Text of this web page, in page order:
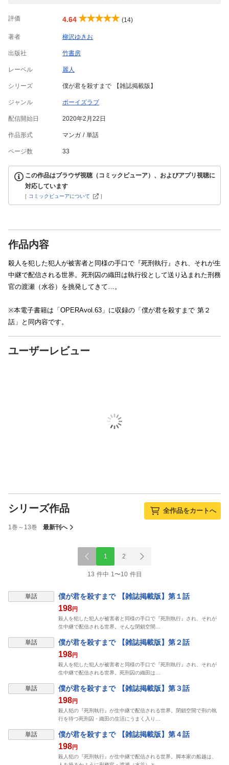
評価 4.64 (14)
著者 柳沢ゆきお
出版社 竹書房
レーベル 麗人
シリーズ 僕が君を殺すまで 【雑誌掲載版】
ジャンル ボーイズラブ
配信開始日 2020年2月22日
作品形式 マンガ 単話
ページ数 33
この作品はブラウザ視聴（コミックビューア）、およびアプリ視聴に
対応しています
[ コミックビューアについて ]
作品内容
殺人を犯した犯人が被害者と同様の手口で『死刑執行』され、それが生
中継で配信される世界。死刑囚の織田は執行役として送り込まれた刑務
官の渡瀬（水谷）を挑発してきて…。
※本電子書籍は「OPERAvol.63」に収録の「僕が君を殺すまで 第２
話」と同内容です。
ユーザーレビュー
シリーズ作品 全作品をカートへ
1巻～13巻 最新刊へ
1 2
13 件中 1〜10 件目
表示制限中
単話 僕が君を殺すまで 【雑誌掲載版】第１話
198円
殺人を犯した犯人が被害者と同様の手口で『死刑執行』され、それが
生中継で配信される世界。そんな閉鎖空間…
表示制限中
単話 僕が君を殺すまで 【雑誌掲載版】第２話
198円
殺人を犯した犯人が被害者と同様の手口で『死刑執行』され、それが
生中継で配信される世界。死刑囚の織田は…
表示制限中
単話 僕が君を殺すまで 【雑誌掲載版】第３話
198円
殺人犯の『死刑執行』が生中継で配信される世界。閉鎖空間で刑の執
行を待つ死刑囚・織田の生活にうまく入り…
表示制限中
単話 僕が君を殺すまで 【雑誌掲載版】第４話
198円
殺人犯の『死刑執行』が生中継で配信される世界。脚本家の船越は、